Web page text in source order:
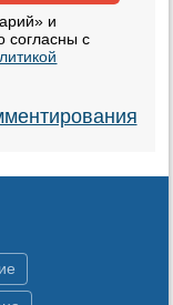
и
согласны с